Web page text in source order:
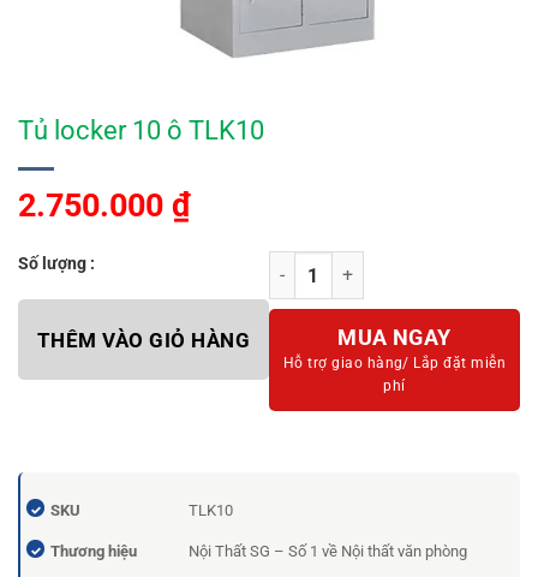
Tủ locker 10 ô TLK10
2.750.000 ₫
Số lượng : Tủ locker 10 ô TLK10 số lượng
THÊM VÀO GIỎ HÀNG MUA NGAY
Hỗ trợ giao hàng/ Lắp đặt miễn
phí
SKU TLK10
Thương hiệu Nội Thất SG – Số 1 về Nội thất văn phòng